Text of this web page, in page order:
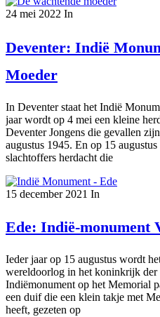
24 mei 2022 In
Deventer: Indië
Moeder
In Deventer staat het Indië
jaar wordt op 4 mei een kleine
Deventer Jongens die gevallen
augustus 1945. En op 15
slachtoffers herdacht die
15 december 2021 In
Ede: Indië-monument
Ieder jaar op 15 augustus wordt
wereldoorlog in het koninkrijk der
Indiëmonument op het Memorial
een duif die een klein takje met
heeft, gezeten op